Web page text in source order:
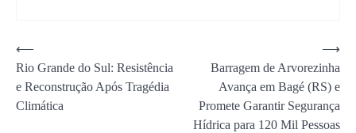
Navegação
de
Post
⟵
Rio Grande do Sul: Resistência
e Reconstrução Após Tragédia
Climática
Barragem de Arvorezinha
Avança em Bagé (RS) e
Promete Garantir Segurança
Hídrica para 120 Mil Pessoas
⟶